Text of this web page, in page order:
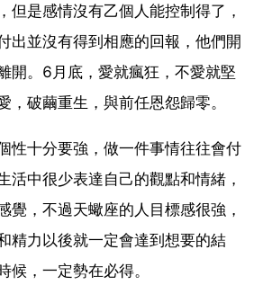
但是感情沒有乙個人能控制得了，
出並沒有得到相應的回報，他們開
開。6月底，愛就瘋狂，不愛就堅
，破繭重生，與前任恩怨歸零。
性十分要強，做一件事情往往會付
活中很少表達自己的觀點和情緒，
覺，不過天蠍座的人目標感很強，
精力以後就一定會達到想要的結
候，一定勢在必得。